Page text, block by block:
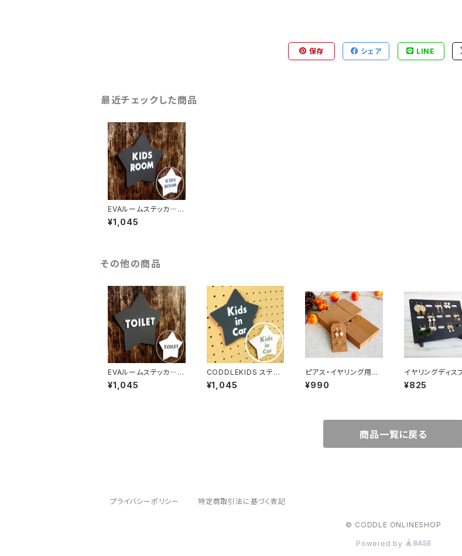
保存 シェア LINE
最近チェックした商品
EVAルームステッカ―
KIDS ROOM
¥1,045
その他の商品
EVAルームステッカ―
TOILET
¥1,045
CODDLEKIDS ステッ
カー Kids in Car
¥1,045
ピアス・イヤリング用台
紙 大 キャメル 50
枚
¥990
イヤリングディス
ボード
¥825
商品一覧に戻る
プライバシーポリシー 特定商取引法に基づく表記
© CODDLE ONLINESHOP
Powered by